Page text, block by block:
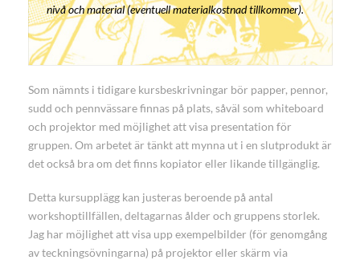
nivå och material (eventuell materialkostnad tillkommer).
Som nämnts i tidigare kursbeskrivningar bör papper, pennor,
sudd och pennvässare finnas på plats, såväl som whiteboard
och projektor med möjlighet att visa presentation för
gruppen. Om arbetet är tänkt att mynna ut i en slutprodukt är
det också bra om det finns kopiator eller likande tillgänglig.
Detta kursupplägg kan justeras beroende på antal
workshoptillfällen, deltagarnas ålder och gruppens storlek.
Jag har möjlighet att visa upp exempelbilder (för genomgång
av teckningsövningarna) på projektor eller skärm via